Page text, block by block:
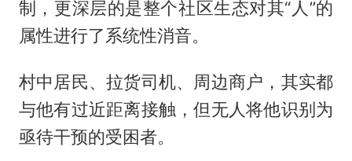
制，更深层的是整个社区生态对其“人”的
属性进行了系统性消音。
村中居民、拉货司机、周边商户，其实都
与他有过近距离接触，但无人将他识别为
亟待干预的受困者。